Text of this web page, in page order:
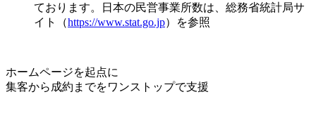
ております。日本の民営事業所数は、総務省統計局サ
イト（https://www.stat.go.jp）を参照
ホームページを起点に
集客から成約までをワンストップで支援